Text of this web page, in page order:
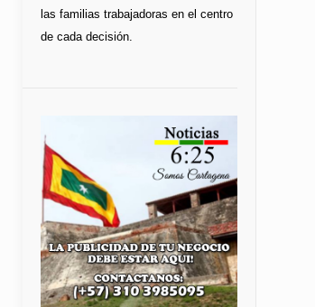
las familias trabajadoras en el centro
de cada decisión.